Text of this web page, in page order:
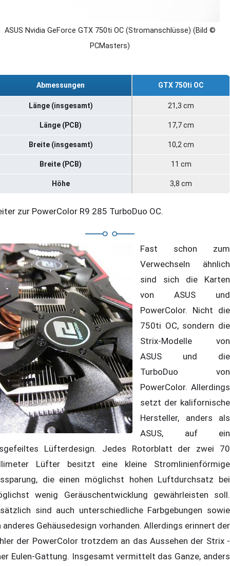
ASUS Nvidia GeForce GTX 750ti OC (Stromanschlüsse) (Bild ©
PCMasters)
Abmessungen GTX 750ti OC
Länge (insgesamt) 21,3 cm
Länge (PCB) 17,7 cm
Breite (insgesamt) 10,2 cm
Breite (PCB) 11 cm
Höhe 3,8 cm
zur PowerColor R9 285 TurboDuo OC.
Fast schon zum
Verwechseln ähnlich
sind sich die Karten
von ASUS und
PowerColor. Nicht die
750ti OC, sondern die
Strix-Modelle von
ASUS und die
TurboDuo von
PowerColor. Allerdings
setzt der kalifornische
Hersteller, anders als
ASUS, auf ein
Lüfterdesign. Jedes Rotorblatt der zwei 70
Lüfter besitzt eine kleine Stromlinienförmige
die einen möglichst hohen Luftdurchsatz bei
wenig Geräuschentwicklung gewährleisten soll.
sind auch unterschiedliche Farbgebungen sowie
anderes Gehäusedesign vorhanden. Allerdings erinnert der
der PowerColor trotzdem an das Aussehen der Strix -
Eulen-Gattung. Insgesamt vermittelt das Ganze, anders